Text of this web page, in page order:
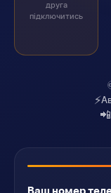
друга
підключитись
⚡
📲